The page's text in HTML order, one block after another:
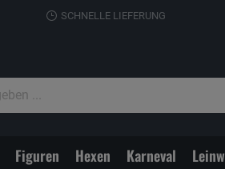
SCHNELLE LIEFERUNG
Figuren Hexen Karneval